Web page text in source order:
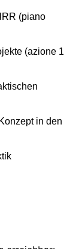
RR (piano
(azione 1
Konzept in den